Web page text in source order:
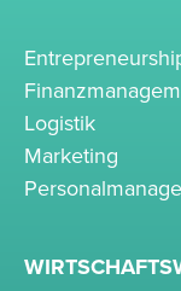
Logistik
Marketing